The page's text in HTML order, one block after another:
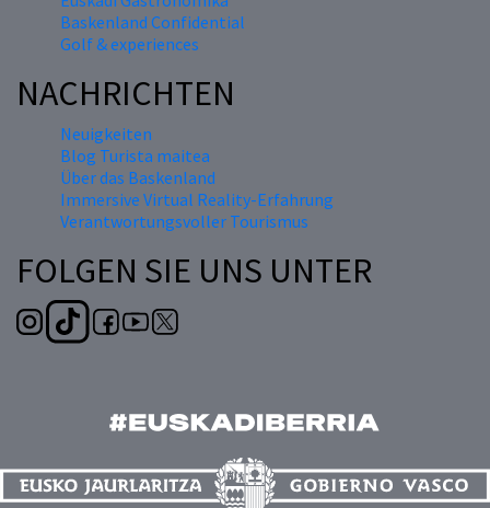
Baskenland Confidential
Golf & experiences
NACHRICHTEN
Neuigkeiten
Blog Turista maitea
Über das Baskenland
Immersive Virtual Reality-Erfahrung
Verantwortungsvoller Tourismus
FOLGEN SIE UNS UNTER